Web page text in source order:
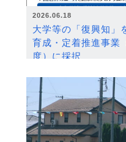
2026.06.18
大学等の「復興知」
育成・定着推進事業
度）に採択